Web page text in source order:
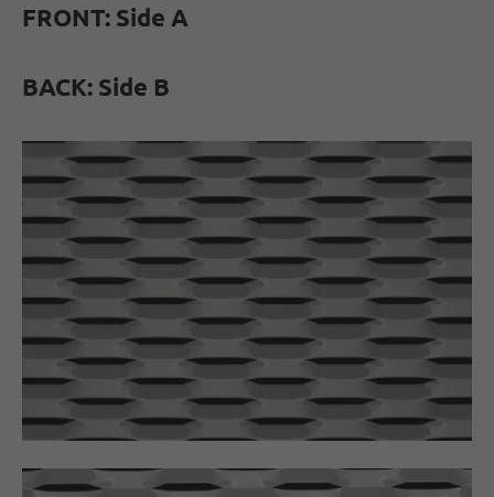
FRONT: Side A
BACK: Side B